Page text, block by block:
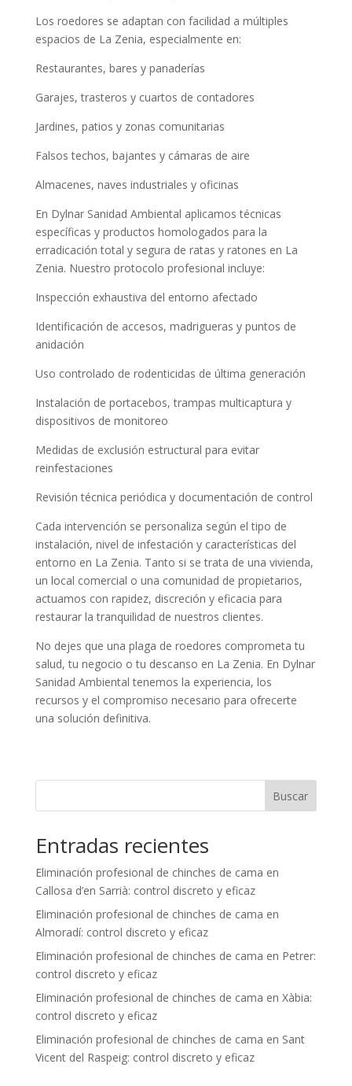
Los roedores se adaptan con facilidad a múltiples
espacios de La Zenia, especialmente en:
Restaurantes, bares y panaderías
Garajes, trasteros y cuartos de contadores
Jardines, patios y zonas comunitarias
Falsos techos, bajantes y cámaras de aire
Almacenes, naves industriales y oficinas
En Dylnar Sanidad Ambiental aplicamos técnicas
específicas y productos homologados para la
erradicación total y segura de ratas y ratones en La
Zenia. Nuestro protocolo profesional incluye:
Inspección exhaustiva del entorno afectado
Identificación de accesos, madrigueras y puntos de
anidación
Uso controlado de rodenticidas de última generación
Instalación de portacebos, trampas multicaptura y
dispositivos de monitoreo
Medidas de exclusión estructural para evitar
reinfestaciones
Revisión técnica periódica y documentación de control
Cada intervención se personaliza según el tipo de
instalación, nivel de infestación y características del
entorno en La Zenia. Tanto si se trata de una vivienda,
un local comercial o una comunidad de propietarios,
actuamos con rapidez, discreción y eficacia para
restaurar la tranquilidad de nuestros clientes.
No dejes que una plaga de roedores comprometa tu
salud, tu negocio o tu descanso en La Zenia. En Dylnar
Sanidad Ambiental tenemos la experiencia, los
recursos y el compromiso necesario para ofrecerte
una solución definitiva.
Buscar
Entradas recientes
Eliminación profesional de chinches de cama en
Callosa d’en Sarrià: control discreto y eficaz
Eliminación profesional de chinches de cama en
Almoradí: control discreto y eficaz
Eliminación profesional de chinches de cama en Petrer:
control discreto y eficaz
Eliminación profesional de chinches de cama en Xàbia:
control discreto y eficaz
Eliminación profesional de chinches de cama en Sant
Vicent del Raspeig: control discreto y eficaz